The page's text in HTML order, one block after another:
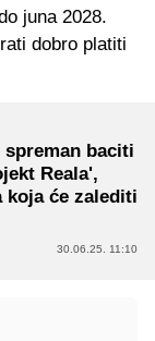
juna 2028.
dobro platiti
baciti
Reala',
koja će zalediti
30.06.25. 11:10